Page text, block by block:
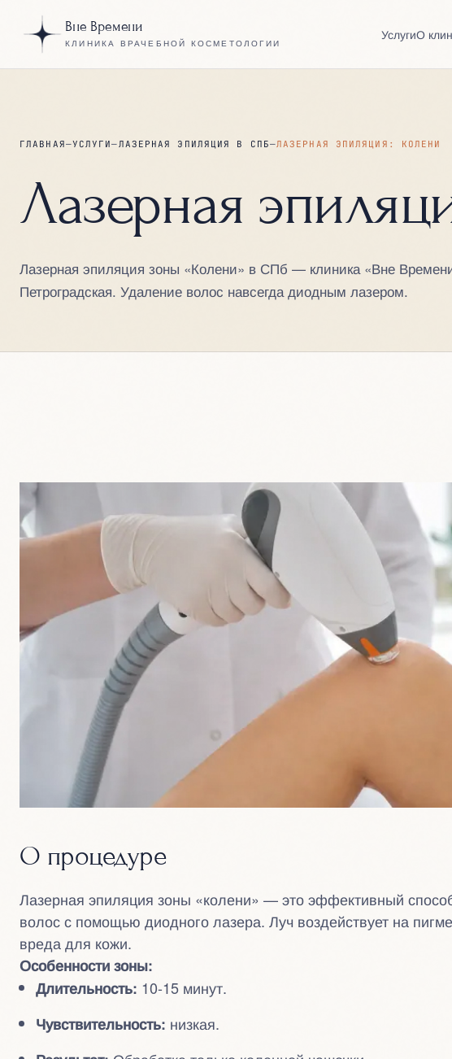
Вне Времени
КЛИНИКА ВРАЧЕБНОЙ КОСМЕТОЛОГИИ
УслугиО
ГЛАВНАЯ—УСЛУГИ—ЛАЗЕРНАЯ ЭПИЛЯЦИЯ В СПБ—ЛАЗЕРНАЯ ЭПИЛЯЦИЯ: КОЛЕНИ
Лазерная
Лазерная эпиляция зоны «Колени» в СПб — клиника «Вне
Петроградская. Удаление волос навсегда диодным лазером.
О процедуре
Лазерная эпиляция зоны «колени» — это эффективный
волос с помощью диодного лазера. Луч воздействует на
вреда для кожи.
Особенности зоны:
Длительность: 10-15 минут.
Чувствительность: низкая.